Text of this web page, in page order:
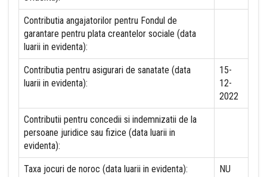
Contributia angajatorilor pentru Fondul de
garantare pentru plata creantelor sociale (data
luarii in evidenta):
Contributia pentru asigurari de sanatate (data
luarii in evidenta):
15-
12-
2022
Contributii pentru concedii si indemnizatii de la
persoane juridice sau fizice (data luarii in
evidenta):
Taxa jocuri de noroc (data luarii in evidenta): NU